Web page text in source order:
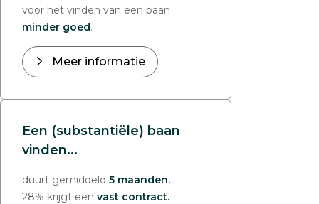
voor het vinden van een baan
minder goed.
Meer informatie
Een (substantiële) baan
vinden...
duurt gemiddeld 5 maanden.
28% krijgt een vast contract.